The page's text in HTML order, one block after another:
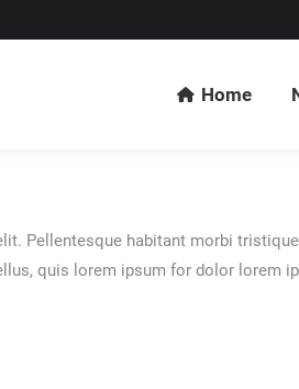
Home
Pel­len­tes­que habi­tant mor­bi
quis lorem ipsum for dolor lorem
Home